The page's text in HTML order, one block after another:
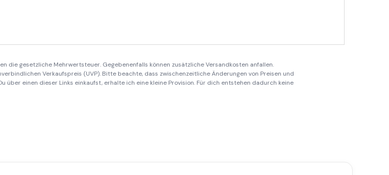
die gesetzliche Mehrwertsteuer. Gegebenenfalls können zusätzliche Versandkosten anfallen.
Verkaufspreis (UVP). Bitte beachte, dass zwischenzeitliche Änderungen von Preisen und
über einen dieser Links einkaufst, erhalte ich eine kleine Provision. Für dich entstehen dadurch keine